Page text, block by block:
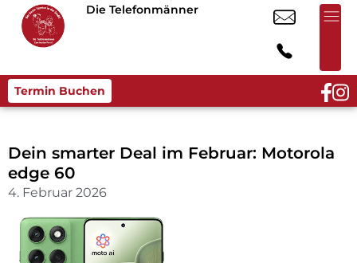
Die Telefonmänner
Termin Buchen
Dein smarter Deal im Februar: Motorola
edge 60
4. Februar 2026